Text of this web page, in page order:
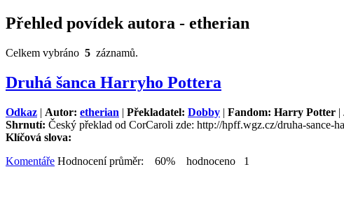
Přehled povídek autora - etherian
Celkem vybráno 5 záznamů.
Druhá šanca Harryho Pottera
Odkaz | Autor: etherian | Překladatel: Dobby | Fandom: Harry Potter |
Shrnutí: Český překlad od CorCaroli zde: http://hpff.wgz.cz/druha-sance-
Klíčová slova:
Komentáře Hodnocení průměr: 60% hodnoceno 1